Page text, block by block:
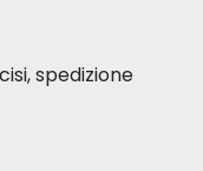
spedizione